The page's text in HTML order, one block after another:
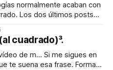
normalmente acaban con
posts
e inacabable contra
tirado mi canal principal y,
que habían relacionado
cuadrado)³.
Si me sigues en
te suena esa frase. Forma